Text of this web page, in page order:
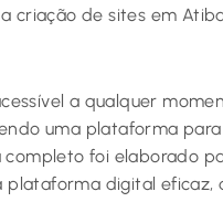
criação de sites em
a qualquer
uma plataforma
foi elaborado
plataforma digital